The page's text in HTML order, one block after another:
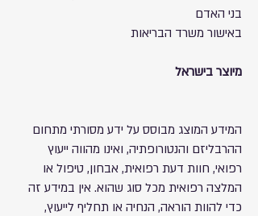
בני האדם
באישור משרד הבריאות
מיוצר בישראל
המידע המוצג מבוסס על ידע מסורתי מתחום
ההרבליזם והנטורופתיה, ואינו מהווה ייעוץ
רפואי, חוות דעת רפואית, אבחון, טיפול או
המלצה רפואית מכל סוג שהוא. אין במידע זה
כדי להוות הוראה, הנחיה או תחליף לייעוץ,